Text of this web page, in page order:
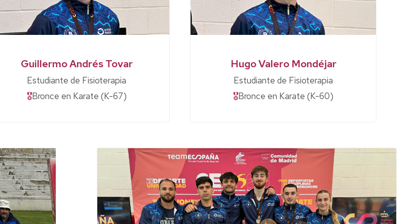
Guillermo Andrés Tovar
Estudiante de Fisioterapia
🎖Bronce en Karate (K-67)
Hugo Valero Mondéjar
Estudiante de Fisioterapia
🎖Bronce en Karate (K-60)